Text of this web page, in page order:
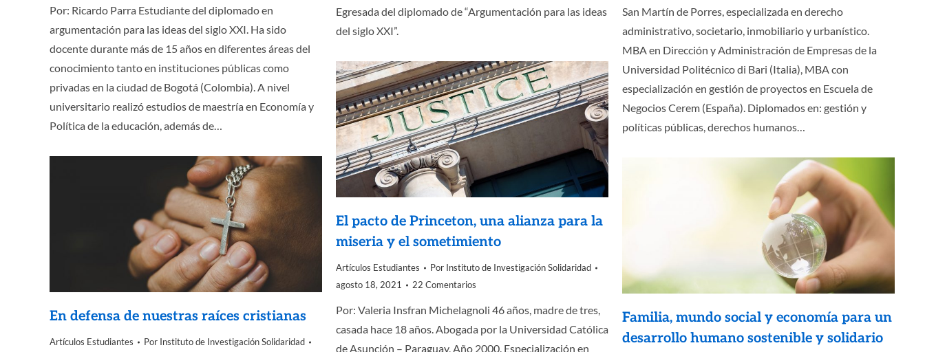
Por: Ricardo Parra Estudiante del diplomado en
argumentación para las ideas del siglo XXI. Ha sido
docente durante más de 15 años en diferentes áreas del
conocimiento tanto en instituciones públicas como
privadas en la ciudad de Bogotá (Colombia). A nivel
universitario realizó estudios de maestría en Economía y
Política de la educación, además de…
Egresada del diplomado de “Argumentación para las ideas
del siglo XXI”.
San Martín de Porres, especializada en derecho
administrativo, societario, inmobiliario y urbanístico.
MBA en Dirección y Administración de Empresas de la
Universidad Politécnico di Bari (Italia), MBA con
especialización en gestión de proyectos en Escuela de
Negocios Cerem (España). Diplomados en: gestión y
políticas públicas, derechos humanos…
El pacto de Princeton, una alianza para la
miseria y el sometimiento
Artículos Estudiantes Por Instituto de Investigación Solidaridad
agosto 18, 2021
22 Comentarios
Por: Valeria Insfran Michelagnoli 46 años, madre de tres,
casada hace 18 años. Abogada por la Universidad Católica
de Asunción – Paraguay, Año 2000. Especialización en
En defensa de nuestras raíces cristianas
Artículos Estudiantes Por Instituto de Investigación Solidaridad
Familia, mundo social y economía para un
desarrollo humano sostenible y solidario